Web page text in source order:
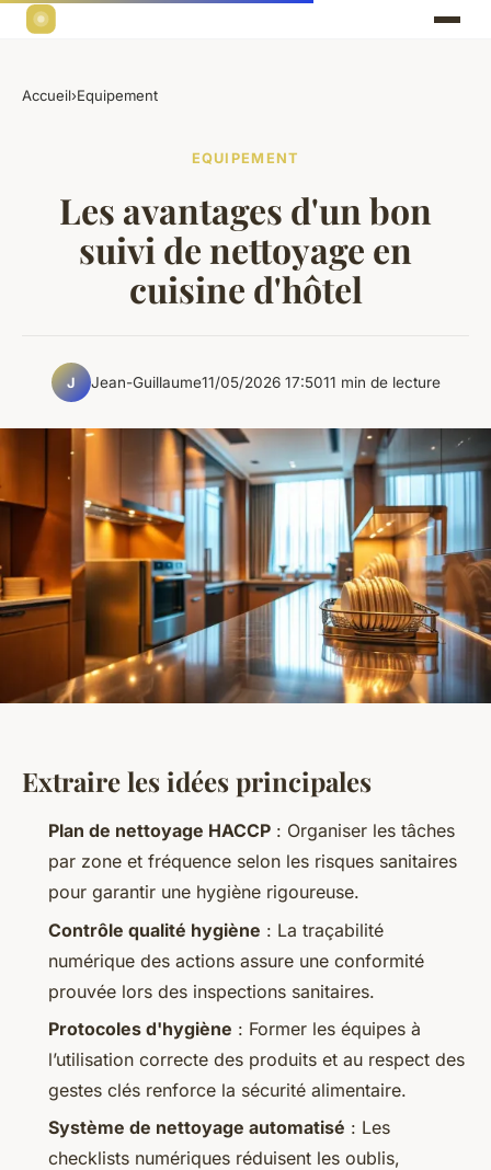
Accueil›Equipement
EQUIPEMENT
Les avantages d'un bon
suivi de nettoyage en
cuisine d'hôtel
J Jean-Guillaume11/05/2026 17:5011 min de lecture
Extraire les idées principales
Plan de nettoyage HACCP : Organiser les tâches
par zone et fréquence selon les risques sanitaires
pour garantir une hygiène rigoureuse.
Contrôle qualité hygiène : La traçabilité
numérique des actions assure une conformité
prouvée lors des inspections sanitaires.
Protocoles d'hygiène : Former les équipes à
l’utilisation correcte des produits et au respect des
gestes clés renforce la sécurité alimentaire.
Système de nettoyage automatisé : Les
checklists numériques réduisent les oublis,